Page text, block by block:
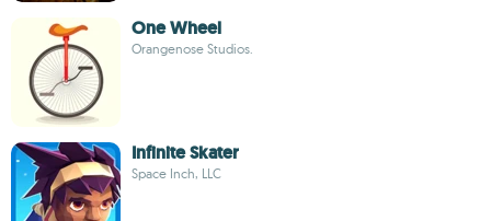
One Wheel
Orangenose Studios.
Infinite Skater
Space Inch, LLC